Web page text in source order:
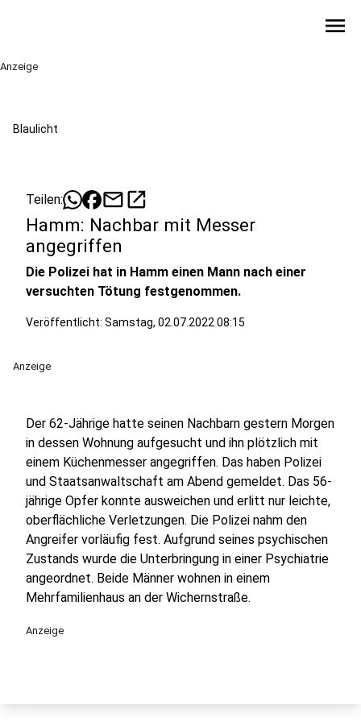
menu
Anzeige
Blaulicht
Teilen: mailopen_in_new
Hamm: Nachbar mit Messer
angegriffen
Die Polizei hat in Hamm einen Mann nach einer
versuchten Tötung festgenommen.
Veröffentlicht: Samstag, 02.07.2022 08:15
Anzeige
Der 62-Jährige hatte seinen Nachbarn gestern Morgen
in dessen Wohnung aufgesucht und ihn plötzlich mit
einem Küchenmesser angegriffen. Das haben Polizei
und Staatsanwaltschaft am Abend gemeldet. Das 56-
jährige Opfer konnte ausweichen und erlitt nur leichte,
oberflächliche Verletzungen. Die Polizei nahm den
Angreifer vorläufig fest. Aufgrund seines psychischen
Zustands wurde die Unterbringung in einer Psychiatrie
angeordnet. Beide Männer wohnen in einem
Mehrfamilienhaus an der Wichernstraße.
Anzeige